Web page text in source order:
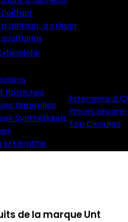
coiffant
à défriser, à crêper
soufflante
Postiches
Naturelles
Synthétiques
la Kératine
Extensions à
Pinces
Top Closures
de la marque Unt